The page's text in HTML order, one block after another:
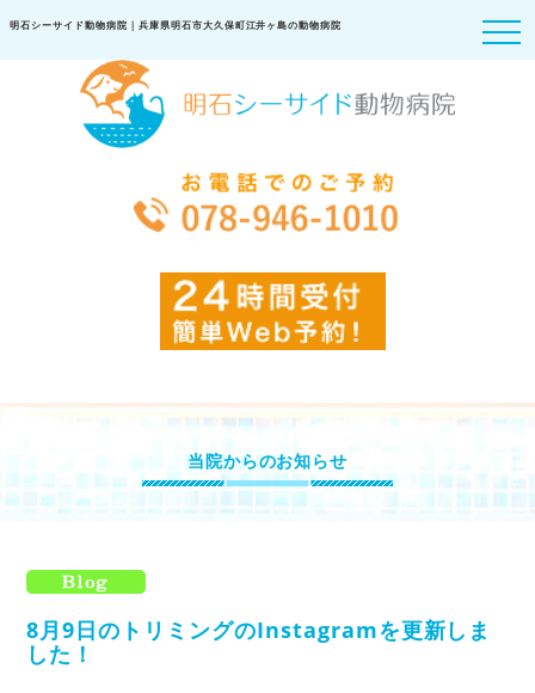
明石シーサイド動物病院｜兵庫県明石市大久保町江井ヶ島の動物病院
当院からのお知らせ
8月9日のトリミングのInstagramを更新しま
した！